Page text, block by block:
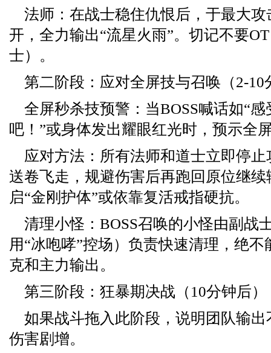
法师：在战士稳住仇恨后，于最大
开，全力输出“流星火雨”。切记不要
士）。
第二阶段：应对全屏技与召唤（2-10
全屏秒杀技预警：当BOSS喊话如“
吧！”或身体发出耀眼红光时，预示全
应对方法：所有法师和道士立即停
送卷飞走，规避伤害后再跑回原位继
启“金刚护体”或依靠复活戒指硬抗。
清理小怪：BOSS召唤的小怪由副战
用“冰咆哮”控场）负责快速清理，绝
克和主力输出。
第三阶段：狂暴期决战（10分钟后）
如果战斗拖入此阶段，说明团队输出
伤害剧增。